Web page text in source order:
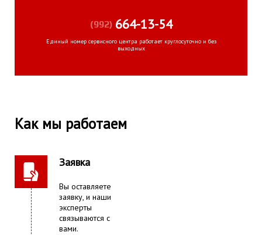
(992) 664-13-54
Единый номер сервисного центра работает круглосуточно и без
выходных
Как мы работаем
Заявка
Вы оставляете
заявку, и наши
эксперты
связываются с
вами.